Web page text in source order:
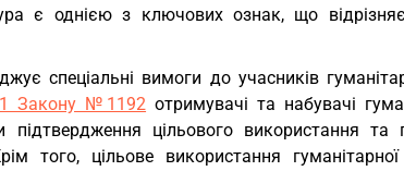
є однією з ключових ознак, що відрізняє
спеціальні вимоги до учасників
Закону №1192 отримувачі та набувачі
підтвердження цільового використання
того, цільове використання